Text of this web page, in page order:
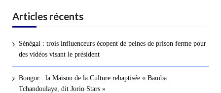
Articles récents
Sénégal : trois influenceurs écopent de peines de prison ferme pour
des vidéos visant le président
Bongor : la Maison de la Culture rebaptisée « Bamba
Tchandoulaye, dit Jorio Stars »